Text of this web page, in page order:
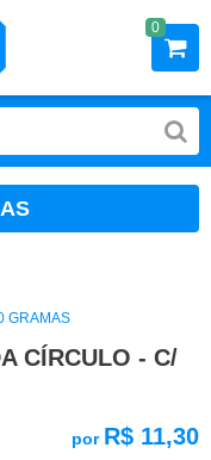
0
GRAMAS
CÍRCULO - C/
por R$ 11,30